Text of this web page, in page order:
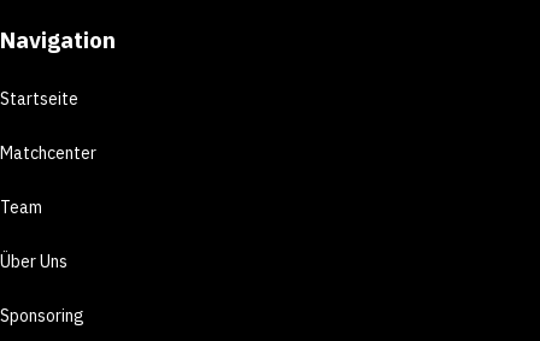
Navigation
Startseite
Matchcenter
Team
Über Uns
Sponsoring